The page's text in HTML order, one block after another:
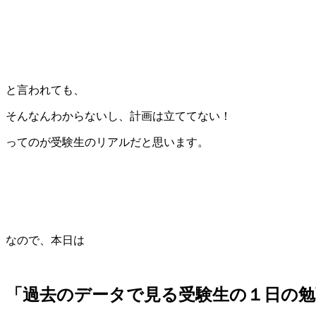
と言われても、
そんなんわからないし、計画は立ててない！
ってのが受験生のリアルだと思います。
なので、本日は
「過去のデータで見る受験生の１日の